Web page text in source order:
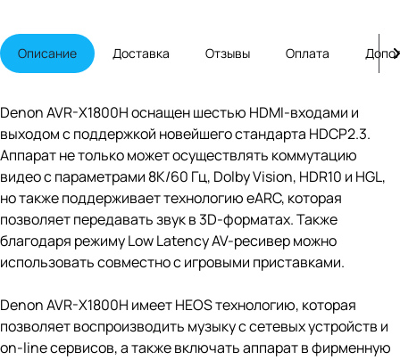
Dolby Atmos Height Virtualization,
который позволит придать
объемность стандартным
настройки системы домашнего
кинотеатра в данной модели
предусмотрена технология
автокалибровки Audy.
Описание Доставка Отзывы Оплата
Denon AVR-X1800H оснащен шестью HDMI-входами и
выходом с поддержкой новейшего стандарта HDCP2.3.
Аппарат не только может осуществлять коммутацию
видео с параметрами 8K/60 Гц, Dolby Vision, HDR10 и HGL,
но также поддерживает технологию eARC, которая
позволяет передавать звук в 3D-форматах. Также
благодаря режиму Low Latency AV-ресивер можно
использовать совместно с игровыми приставками.
Denon AVR-X1800H имеет HEOS технологию, которая
позволяет воспроизводить музыку с сетевых устройств и
on-line сервисов, а также включать аппарат в фирменную